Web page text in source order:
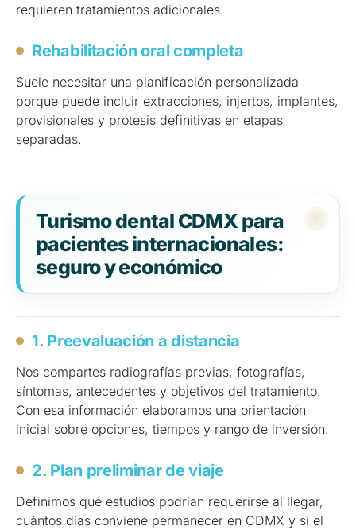
requieren tratamientos adicionales.
Rehabilitación oral completa
Suele necesitar una planificación personalizada
porque puede incluir extracciones, injertos, implantes,
provisionales y prótesis definitivas en etapas
separadas.
Turismo dental CDMX para
pacientes internacionales:
seguro y económico
1. Preevaluación a distancia
Nos compartes radiografías previas, fotografías,
síntomas, antecedentes y objetivos del tratamiento.
Con esa información elaboramos una orientación
inicial sobre opciones, tiempos y rango de inversión.
2. Plan preliminar de viaje
Definimos qué estudios podrían requerirse al llegar,
cuántos días conviene permanecer en CDMX y si el